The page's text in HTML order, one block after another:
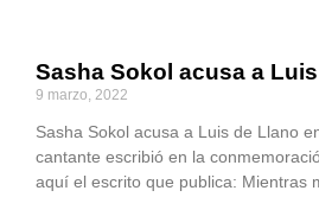
Sasha Sokol acusa a
9 marzo, 2022
Sasha Sokol acusa a Luis de Llano
cantante escribió en la
aquí el escrito que publica: Mientras